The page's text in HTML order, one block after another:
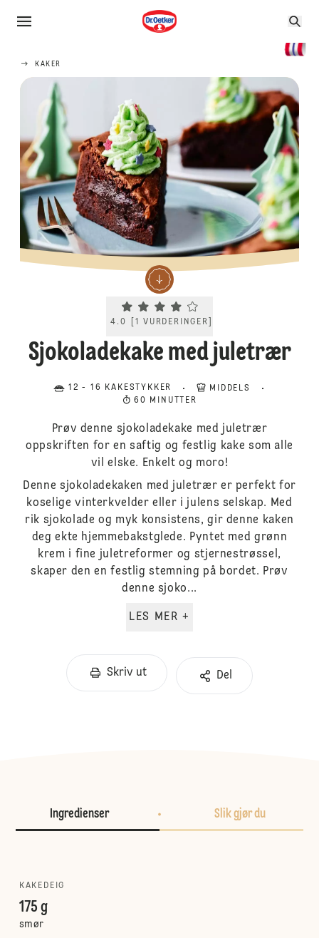
KAKER
Current rating 4.0. Click to rate.
4.0 1 VURDERINGER
Sjokoladekake med juletrær
12 - 16 KAKESTYKKER
MIDDELS
60 MINUTTER
Prøv denne sjokoladekake med juletrær
oppskriften for en saftig og festlig kake som alle
vil elske. Enkelt og moro!
Denne sjokoladekaken med juletrær er perfekt for
koselige vinterkvelder eller i julens selskap. Med
rik sjokolade og myk konsistens, gir denne kaken
deg ekte hjemmebakstglede. Pyntet med grønn
krem i fine juletreformer og stjernestrøssel,
skaper den en festlig stemning på bordet. Prøv
denne sjoko...
LES MER +
Skriv ut Del
Ingredienser Slik gjør du
KAKEDEIG
175 g
smør